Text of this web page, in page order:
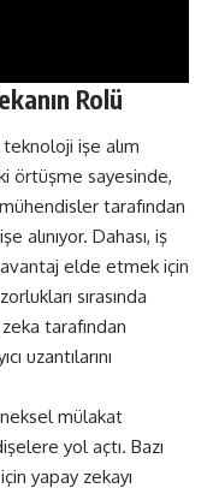
Rolü
işe alım
örtüşme sayesinde,
tarafından
alınıyor. Dahası, iş
elde etmek için
sırasında
tarafından
uzantılarını
mülakat
yol açtı. Bazı
yapay zekayı